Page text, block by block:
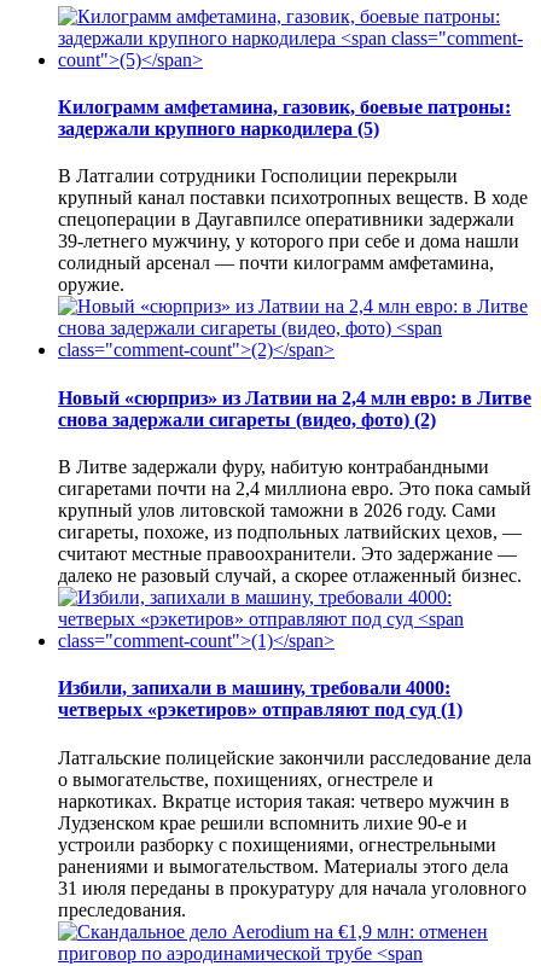
Килограмм амфетамина, газовик, боевые патроны:
задержали крупного наркодилера (5)
В Латгалии сотрудники Госполиции перекрыли
крупный канал поставки психотропных веществ. В ходе
спецоперации в Даугавпилсе оперативники задержали
39-летнего мужчину, у которого при себе и дома нашли
солидный арсенал — почти килограмм амфетамина,
оружие.
Новый «сюрприз» из Латвии на 2,4 млн евро: в Литве
снова задержали сигареты (видео, фото) (2)
В Литве задержали фуру, набитую контрабандными
сигаретами почти на 2,4 миллиона евро. Это пока самый
крупный улов литовской таможни в 2026 году. Сами
сигареты, похоже, из подпольных латвийских цехов, —
считают местные правоохранители. Это задержание —
далеко не разовый случай, а скорее отлаженный бизнес.
Избили, запихали в машину, требовали 4000:
четверых «рэкетиров» отправляют под суд (1)
Латгальские полицейские закончили расследование дела
о вымогательстве, похищениях, огнестреле и
наркотиках. Вкратце история такая: четверо мужчин в
Лудзенском крае решили вспомнить лихие 90-е и
устроили разборку с похищениями, огнестрельными
ранениями и вымогательством. Материалы этого дела
31 июля переданы в прокуратуру для начала уголовного
преследования.